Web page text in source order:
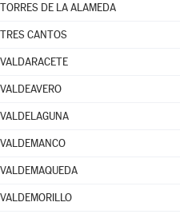
TORRES DE LA ALAMEDA
TRES CANTOS
VALDARACETE
VALDEAVERO
VALDELAGUNA
VALDEMANCO
VALDEMAQUEDA
VALDEMORILLO